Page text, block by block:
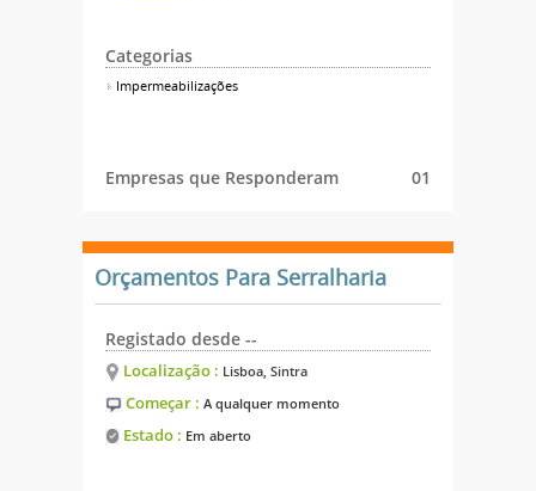
Categorias
Impermeabilizações
Empresas que Responderam 01
Orçamentos Para Serralharia
Registado desde --
Localização : Lisboa, Sintra
Começar : A qualquer momento
Estado : Em aberto